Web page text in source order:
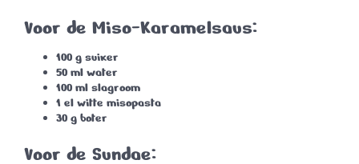
Voor de Miso-Karamelsaus:
100 g suiker
50 ml water
100 ml slagroom
1 el witte misopasta
30 g boter
Voor de Sundae: